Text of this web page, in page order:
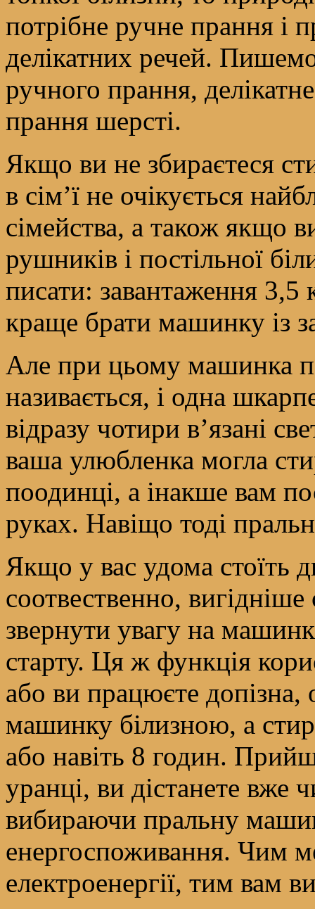
потрібне ручне прання і
делікатних речей.
ручного прання,
прання шерсті.
Якщо ви не збираєтеся
в сім’ї не очікується
сімейства, а також якщо
рушників і постільної
писати: завантаження 3,5
краще брати машинку із
Але при цьому машинка
називається, і одна
відразу чотири в’язані
ваша улюбленка могла
поодинці, а інакше вам
руках. Навіщо тоді
Якщо у вас удома стоїть
соотвественно,
звернути увагу на
старту. Ця ж функція
або ви працюєте допізна,
машинку білизною, а
або навіть 8 годин.
уранці, ви дістанете вже
вибираючи пральну
енергоспоживання. Чим
електроенергії, тим вам